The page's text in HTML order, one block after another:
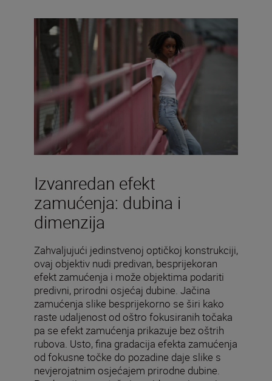
Izvanredan efekt
zamućenja: dubina i
dimenzija
Zahvaljujući jedinstvenoj optičkoj konstrukciji,
ovaj objektiv nudi predivan, besprijekoran
efekt zamućenja i može objektima podariti
predivni, prirodni osjećaj dubine. Jačina
zamućenja slike besprijekorno se širi kako
raste udaljenost od oštro fokusiranih točaka
pa se efekt zamućenja prikazuje bez oštrih
rubova. Usto, fina gradacija efekta zamućenja
od fokusne točke do pozadine daje slike s
nevjerojatnim osjećajem prirodne dubine.